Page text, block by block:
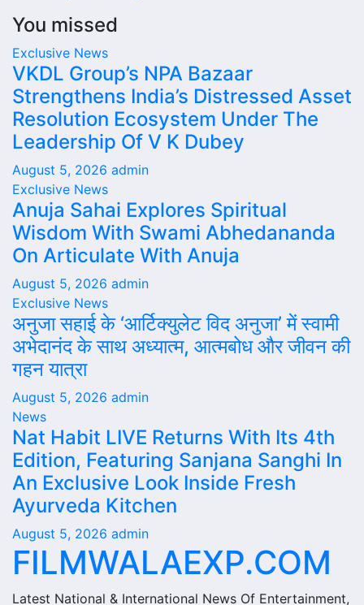
You missed
Exclusive News
VKDL Group’s NPA Bazaar
Strengthens India’s Distressed Asset
Resolution Ecosystem Under The
Leadership Of V K Dubey
August 5, 2026 admin
Exclusive News
Anuja Sahai Explores Spiritual
Wisdom With Swami Abhedananda
On Articulate With Anuja
August 5, 2026 admin
Exclusive News
अनुजा सहाई के ‘आर्टिक्युलेट विद अनुजा’ में स्वामी
अभेदानंद के साथ अध्यात्म, आत्मबोध और जीवन की
गहन यात्रा
August 5, 2026 admin
News
Nat Habit LIVE Returns With Its 4th
Edition, Featuring Sanjana Sanghi In
An Exclusive Look Inside Fresh
Ayurveda Kitchen
August 5, 2026 admin
FILMWALAEXP.COM
Latest National & International News Of Entertainment,